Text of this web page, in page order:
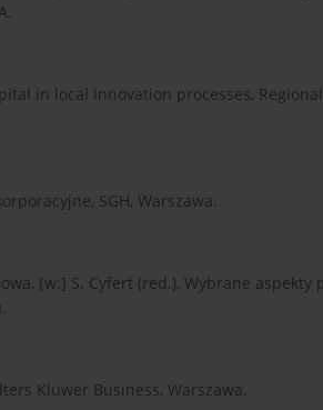
in local innovation processes, Regional
SGH, Warszawa.
[w:] S. Cyfert (red.), Wybrane aspekty
Kluwer Business, Warszawa.